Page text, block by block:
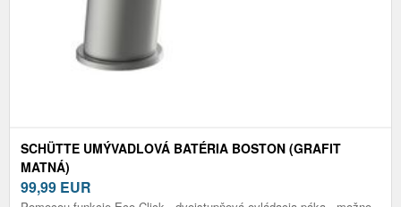
SCHÜTTE UMÝVADLOVÁ BATÉRIA BOSTON (GRAFIT
MATNÁ)
99,99 EUR